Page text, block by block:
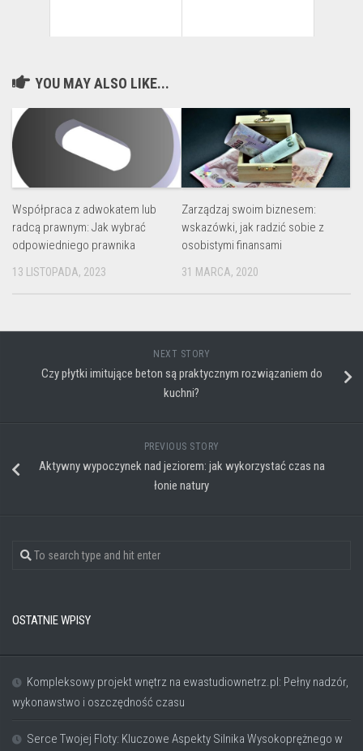
YOU MAY ALSO LIKE...
Współpraca z adwokatem lub
radcą prawnym: Jak wybrać
odpowiedniego prawnika
13 LISTOPADA, 2023
Zarządzaj swoim biznesem:
wskazówki, jak radzić sobie z
osobistymi finansami
31 MARCA, 2020
NEXT STORY
Czy płytki imitujące beton są praktycznym rozwiązaniem do
kuchni?
PREVIOUS STORY
Aktywny wypoczynek nad jeziorem: jak wykorzystać czas na
łonie natury
OSTATNIE WPISY
Kompleksowy projekt wnętrz na ewastudiownetrz.pl: Pełny nadzór,
wykonawstwo i oszczędność czasu
Serce Twojej Floty: Kluczowe Aspekty Silnika Wysokoprężnego w